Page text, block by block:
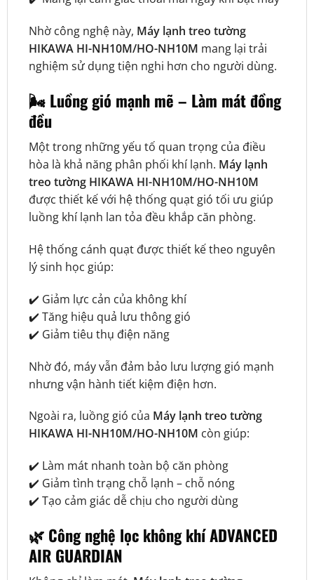
Nhờ công nghệ này, Máy lạnh treo tường
HIKAWA HI-NH10M/HO-NH10M mang lại trải
nghiệm sử dụng tiện nghi hơn cho người dùng.
🌬️ Luồng gió mạnh mẽ – Làm mát đồng
đều
Một trong những yếu tố quan trọng của điều
hòa là khả năng phân phối khí lạnh. Máy lạnh
treo tường HIKAWA HI-NH10M/HO-NH10M
được thiết kế với hệ thống quạt gió tối ưu giúp
luồng khí lạnh lan tỏa đều khắp căn phòng.
Hệ thống cánh quạt được thiết kế theo nguyên
lý sinh học giúp:
✔️ Giảm lực cản của không khí
✔️ Tăng hiệu quả lưu thông gió
✔️ Giảm tiêu thụ điện năng
Nhờ đó, máy vẫn đảm bảo lưu lượng gió mạnh
nhưng vận hành tiết kiệm điện hơn.
Ngoài ra, luồng gió của Máy lạnh treo tường
HIKAWA HI-NH10M/HO-NH10M còn giúp:
✔️ Làm mát nhanh toàn bộ căn phòng
✔️ Giảm tình trạng chỗ lạnh – chỗ nóng
✔️ Tạo cảm giác dễ chịu cho người dùng
🌿 Công nghệ lọc không khí ADVANCED
AIR GUARDIAN